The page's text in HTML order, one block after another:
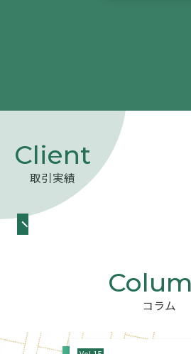
取引実績
コラム